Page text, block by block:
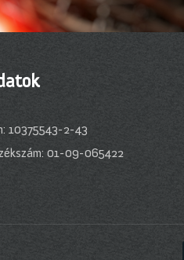
10375543-2-43
01-09-065422